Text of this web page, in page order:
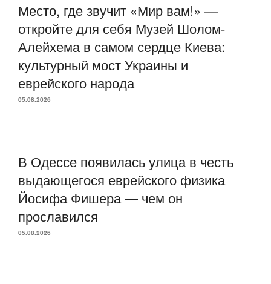
Место, где звучит «Мир вам!» —
откройте для себя Музей Шолом-
Алейхема в самом сердце Киева:
культурный мост Украины и
еврейского народа
05.08.2026
В Одессе появилась улица в честь
выдающегося еврейского физика
Йосифа Фишера — чем он
прославился
05.08.2026